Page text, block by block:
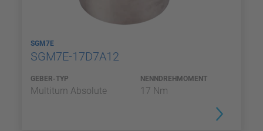
SGM7E
SGM7E-17D7A12
GEBER-TYP
Multiturn Absolute
NENNDREHMOMENT
17 Nm